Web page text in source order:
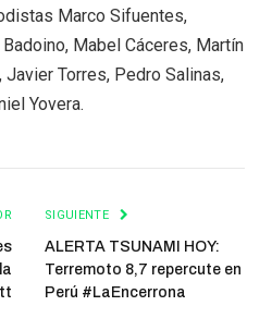
Marco Sifuentes,
Mabel Cáceres, Martín
Javier Torres, Pedro Salinas,
Yovera.
SIGUIENTE
ALERTA TSUNAMI HOY:
Terremoto 8,7 repercute en
Perú #LaEncerrona